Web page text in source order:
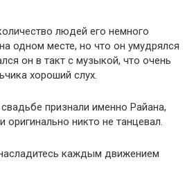
людей его немного
одном месте, но что он умудрялся
он в такт с музыкой, что очень
хороший слух.
признали именно Райана,
оригинально никто не танцевал.
каждым движением